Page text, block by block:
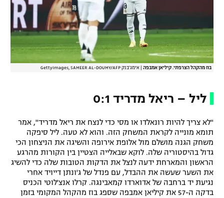
תקנון פעילות ספורט 1
רשיון להקרנה פומבית לבית עסק
הצטרפות לחבילת הערוצים
תגיות
המגזין
בוז מהקהל הצרפתי. קיליאן אמבפה אימג'בנק GettyImages, SAMEER AL-DOUMY/AFP
ליל – ריאל מדריד 0:1
"לא צריך להיות רונאלדו או מסי כדי לנצח את ריאל מדריד", אמר
תומא מונייה לקראת המשחק הזה. והוא לא טעה. ליל סיפקה
משחק הגנה מושלם מול אלופת אירופה והשיגה את הניצחון הכי
גדול בהיסטוריה שלה. לוקא שבאלייה הצטיין בין הקורות מהרגע
הראשון והמארחת ידעה לנצל את הדקות הטובות שלה כדי להשיג
את השער שעשה את ההבדל, עם פנדל של ג'ונתן דייויד אחרי
נגיעת יד ברחבה של אדוארדו קמאבינגה. קרלו אנצ'לוטי הכניס
בדקה ה-57 את קיליאן אמבפה שספג בוז מהקהל המקומי בזמן